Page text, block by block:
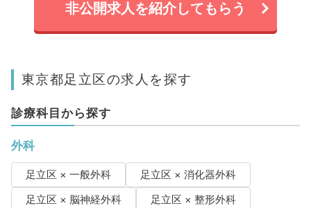
非公開求人を紹介してもらう
東京都足立区の求人を探す
診療科目から探す
外科
足立区 × 一般外科
足立区 × 消化器外科
足立区 × 脳神経外科
足立区 × 整形外科